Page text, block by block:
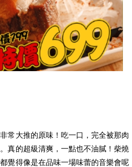
常大推的原味！吃一口，完全被那肉
真的超級清爽，一點也不油膩！柴燒
覺得像是在品味一場味蕾的音樂會呢